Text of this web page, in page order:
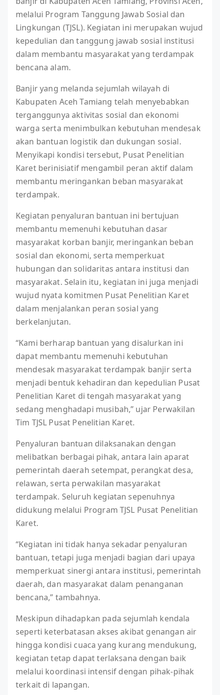
melalui Program Tanggung Jawab Sosial dan
Lingkungan (TJSL). Kegiatan ini merupakan wujud
kepedulian dan tanggung jawab sosial institusi
dalam membantu masyarakat yang terdampak
bencana alam.
Banjir yang melanda sejumlah wilayah di
Kabupaten Aceh Tamiang telah menyebabkan
terganggunya aktivitas sosial dan ekonomi
warga serta menimbulkan kebutuhan mendesak
akan bantuan logistik dan dukungan sosial.
Menyikapi kondisi tersebut, Pusat Penelitian
Karet berinisiatif mengambil peran aktif dalam
membantu meringankan beban masyarakat
terdampak.
Kegiatan penyaluran bantuan ini bertujuan
membantu memenuhi kebutuhan dasar
masyarakat korban banjir, meringankan beban
sosial dan ekonomi, serta memperkuat
hubungan dan solidaritas antara institusi dan
masyarakat. Selain itu, kegiatan ini juga menjadi
wujud nyata komitmen Pusat Penelitian Karet
dalam menjalankan peran sosial yang
berkelanjutan.
“Kami berharap bantuan yang disalurkan ini
dapat membantu memenuhi kebutuhan
mendesak masyarakat terdampak banjir serta
menjadi bentuk kehadiran dan kepedulian Pusat
Penelitian Karet di tengah masyarakat yang
sedang menghadapi musibah,” ujar Perwakilan
Tim TJSL Pusat Penelitian Karet.
Penyaluran bantuan dilaksanakan dengan
melibatkan berbagai pihak, antara lain aparat
pemerintah daerah setempat, perangkat desa,
relawan, serta perwakilan masyarakat
terdampak. Seluruh kegiatan sepenuhnya
didukung melalui Program TJSL Pusat Penelitian
Karet.
“Kegiatan ini tidak hanya sekadar penyaluran
bantuan, tetapi juga menjadi bagian dari upaya
memperkuat sinergi antara institusi, pemerintah
daerah, dan masyarakat dalam penanganan
bencana,” tambahnya.
Meskipun dihadapkan pada sejumlah kendala
seperti keterbatasan akses akibat genangan air
hingga kondisi cuaca yang kurang mendukung,
kegiatan tetap dapat terlaksana dengan baik
melalui koordinasi intensif dengan pihak-pihak
terkait di lapangan.